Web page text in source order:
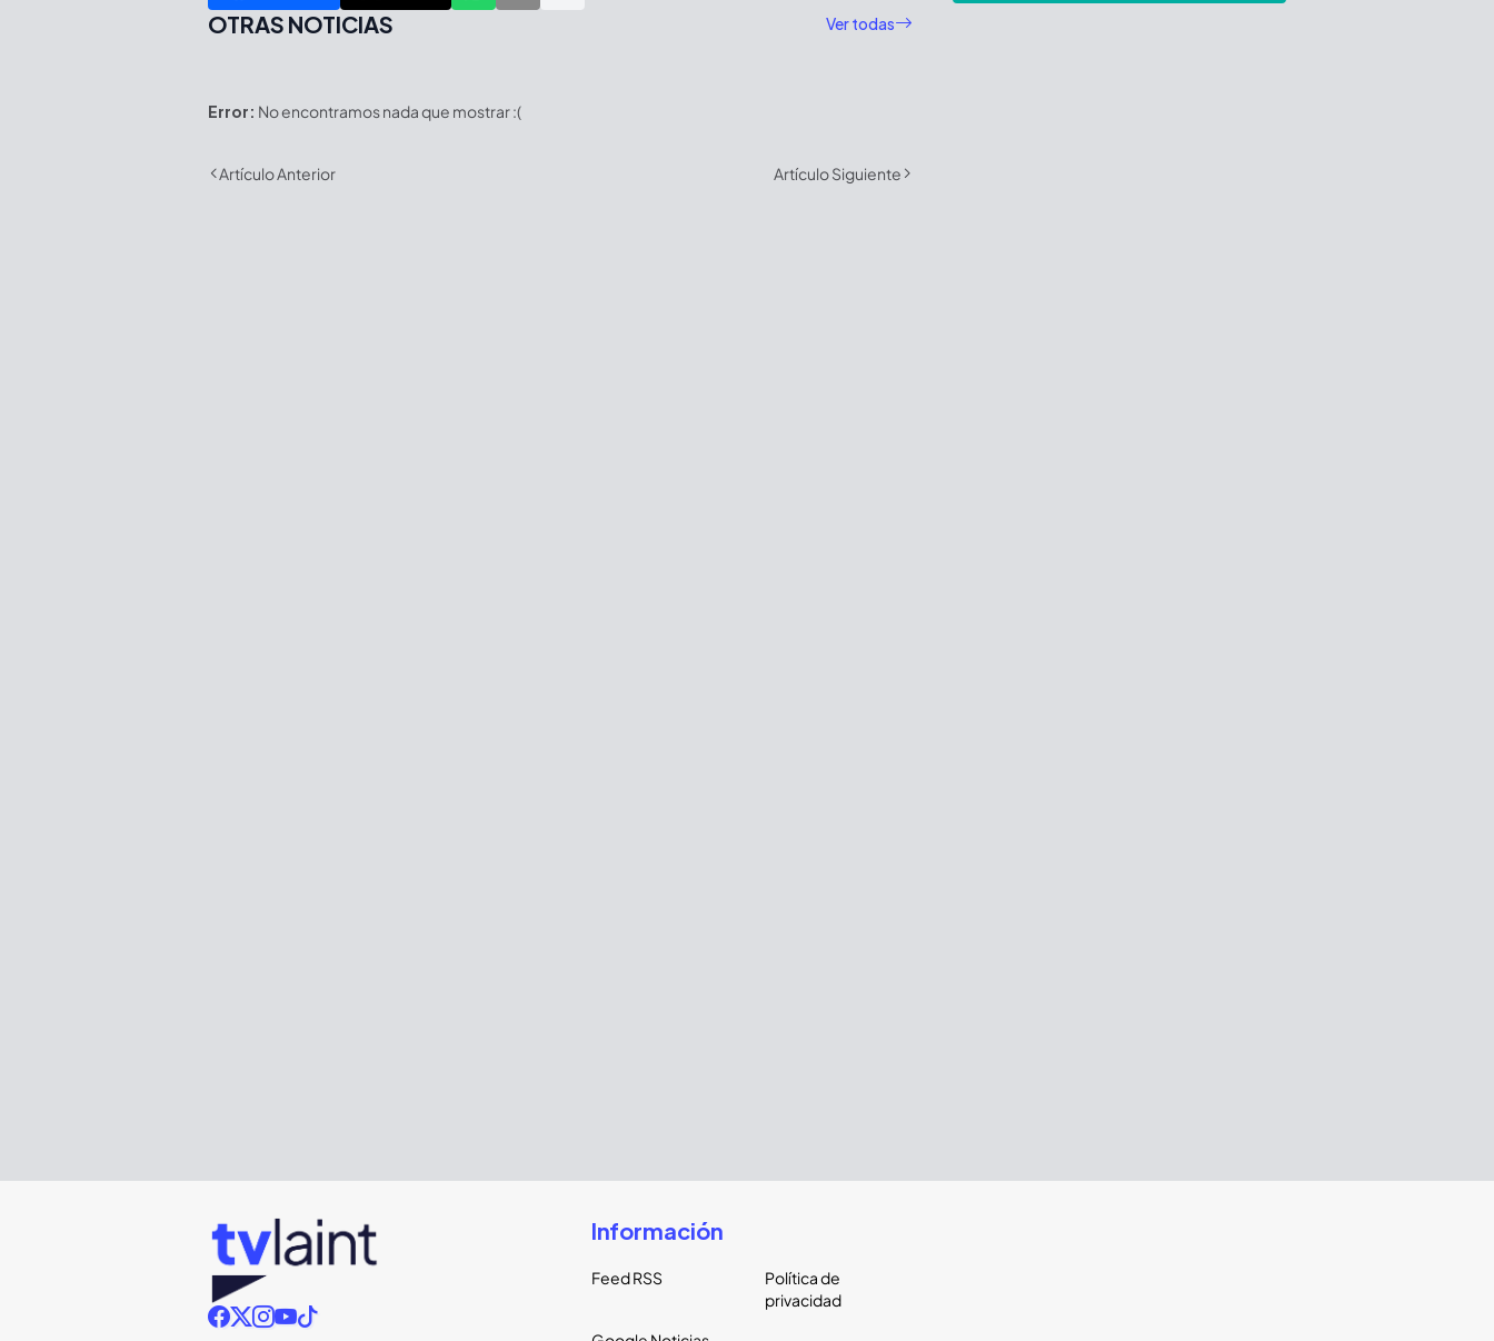
OTRAS NOTICIAS Ver todas
Error: No encontramos nada que mostrar :(
Artículo Anterior Artículo Siguiente
Información
Feed RSS
Política de
privacidad